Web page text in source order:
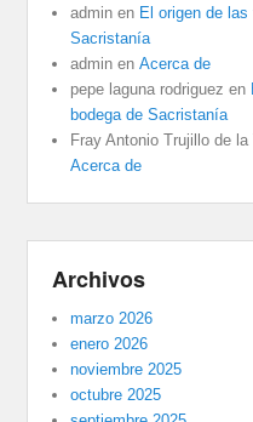
admin en El origen de
Sacristanía
admin enAcerca de
pepe laguna rodriguez en
bodega de Sacristanía
Fray Antonio Trujillo de
Acerca de
Archivos
marzo 2026
enero 2026
noviembre 2025
octubre 2025